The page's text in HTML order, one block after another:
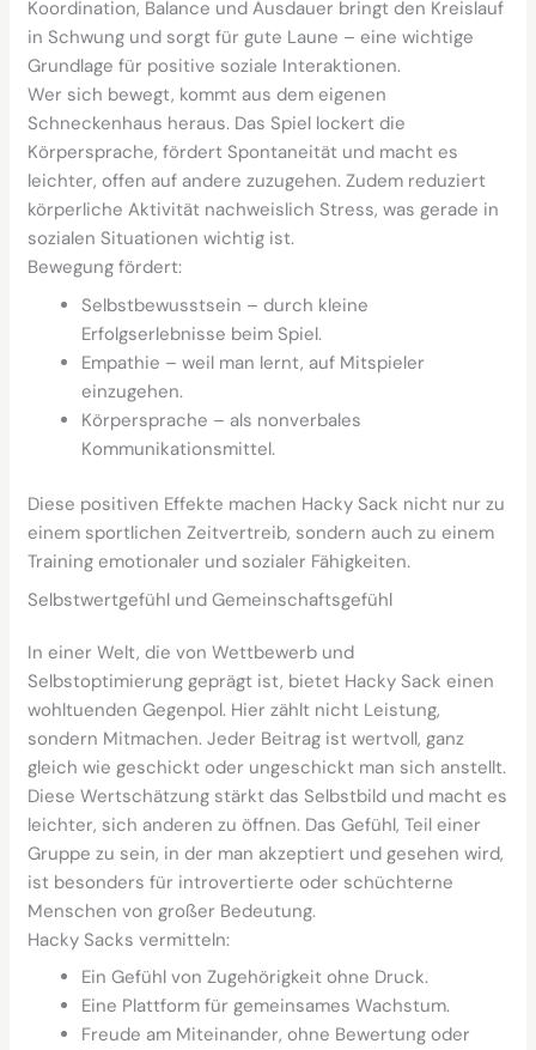
Koordination, Balance und Ausdauer bringt den Kreislauf
in Schwung und sorgt für gute Laune – eine wichtige
Grundlage für positive soziale Interaktionen.
Wer sich bewegt, kommt aus dem eigenen
Schneckenhaus heraus. Das Spiel lockert die
Körpersprache, fördert Spontaneität und macht es
leichter, offen auf andere zuzugehen. Zudem reduziert
körperliche Aktivität nachweislich Stress, was gerade in
sozialen Situationen wichtig ist.
Bewegung fördert:
Selbstbewusstsein – durch kleine
Erfolgserlebnisse beim Spiel.
Empathie – weil man lernt, auf Mitspieler
einzugehen.
Körpersprache – als nonverbales
Kommunikationsmittel.
Diese positiven Effekte machen Hacky Sack nicht nur zu
einem sportlichen Zeitvertreib, sondern auch zu einem
Training emotionaler und sozialer Fähigkeiten.
Selbstwertgefühl und Gemeinschaftsgefühl
In einer Welt, die von Wettbewerb und
Selbstoptimierung geprägt ist, bietet Hacky Sack einen
wohltuenden Gegenpol. Hier zählt nicht Leistung,
sondern Mitmachen. Jeder Beitrag ist wertvoll, ganz
gleich wie geschickt oder ungeschickt man sich anstellt.
Diese Wertschätzung stärkt das Selbstbild und macht es
leichter, sich anderen zu öffnen. Das Gefühl, Teil einer
Gruppe zu sein, in der man akzeptiert und gesehen wird,
ist besonders für introvertierte oder schüchterne
Menschen von großer Bedeutung.
Hacky Sacks vermitteln:
Ein Gefühl von Zugehörigkeit ohne Druck.
Eine Plattform für gemeinsames Wachstum.
Freude am Miteinander, ohne Bewertung oder